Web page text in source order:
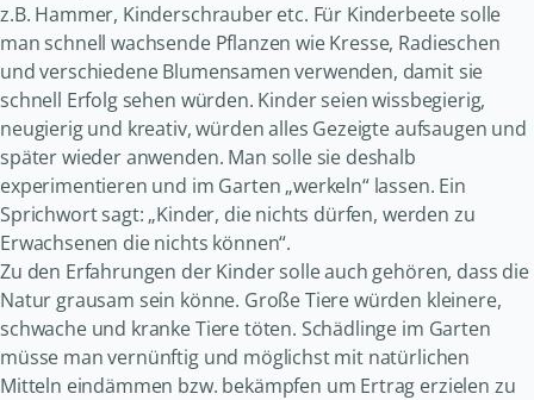
z.B. Hammer, Kinderschrauber etc. Für Kinderbeete solle
man schnell wachsende Pflanzen wie Kresse, Radieschen
und verschiedene Blumensamen verwenden, damit sie
schnell Erfolg sehen würden. Kinder seien wissbegierig,
neugierig und kreativ, würden alles Gezeigte aufsaugen und
später wieder anwenden. Man solle sie deshalb
experimentieren und im Garten „werkeln“ lassen. Ein
Sprichwort sagt: „Kinder, die nichts dürfen, werden zu
Erwachsenen die nichts können“.
Zu den Erfahrungen der Kinder solle auch gehören, dass die
Natur grausam sein könne. Große Tiere würden kleinere,
schwache und kranke Tiere töten. Schädlinge im Garten
müsse man vernünftig und möglichst mit natürlichen
Mitteln eindämmen bzw. bekämpfen um Ertrag erzielen zu